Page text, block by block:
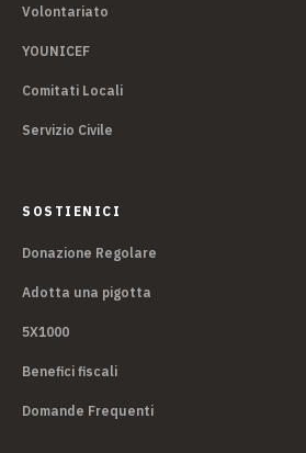
Volontariato
YOUNICEF
Comitati Locali
Servizio Civile
SOSTIENICI
Donazione Regolare
Adotta una pigotta
5X1000
Benefici fiscali
Domande Frequenti